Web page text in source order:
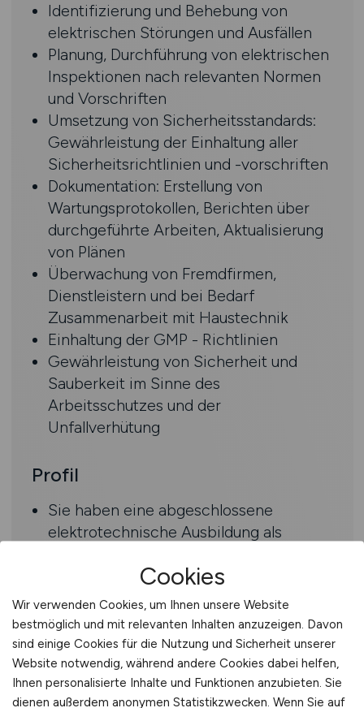
Identifizierung und Behebung von
elektrischen Störungen und Ausfällen
Planung, Durchführung von elektrischen
Inspektionen nach relevanten Normen
und Vorschriften
Umsetzung von Sicherheitsstandards:
Gewährleistung der Einhaltung aller
Sicherheitsrichtlinien und -vorschriften
Dokumentation: Erstellung von
Wartungsprotokollen, Berichten über
durchgeführte Arbeiten, Aktualisierung
von Plänen
Überwachung von Fremdfirmen,
Dienstleistern und bei Bedarf
Zusammenarbeit mit Haustechnik
Einhaltung der GMP - Richtlinien
Gewährleistung von Sicherheit und
Sauberkeit im Sinne des
Arbeitsschutzes und der
Unfallverhütung
Profil
Sie haben eine abgeschlossene
elektrotechnische Ausbildung als
Industrieelektroniker, Industrieelektriker
oder vergleichbare Qualifikation oder
Facharbeiter mit einschlägiger
Erfahrung
Idealerweise Erfahrung in elektrischen
Fehlerbehebungen
Cookies
Wir verwenden Cookies, um Ihnen unsere Website
bestmöglich und mit relevanten Inhalten anzuzeigen. Davon
sind einige Cookies für die Nutzung und Sicherheit unserer
Website notwendig, während andere Cookies dabei helfen,
Ihnen personalisierte Inhalte und Funktionen anzubieten. Sie
dienen außerdem anonymen Statistikzwecken. Wenn Sie auf